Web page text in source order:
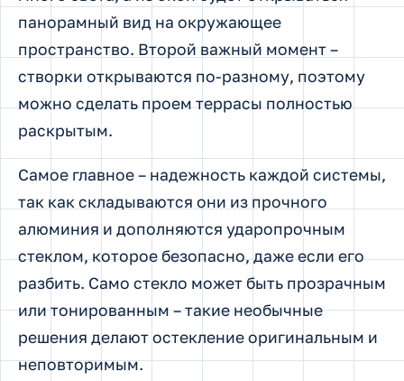
панорамный вид на окружающее
пространство. Второй важный момент –
створки открываются по-разному, поэтому
можно сделать проем террасы полностью
раскрытым.
Самое главное – надежность каждой системы,
так как складываются они из прочного
алюминия и дополняются ударопрочным
стеклом, которое безопасно, даже если его
разбить. Само стекло может быть прозрачным
или тонированным – такие необычные
решения делают остекление оригинальным и
неповторимым.